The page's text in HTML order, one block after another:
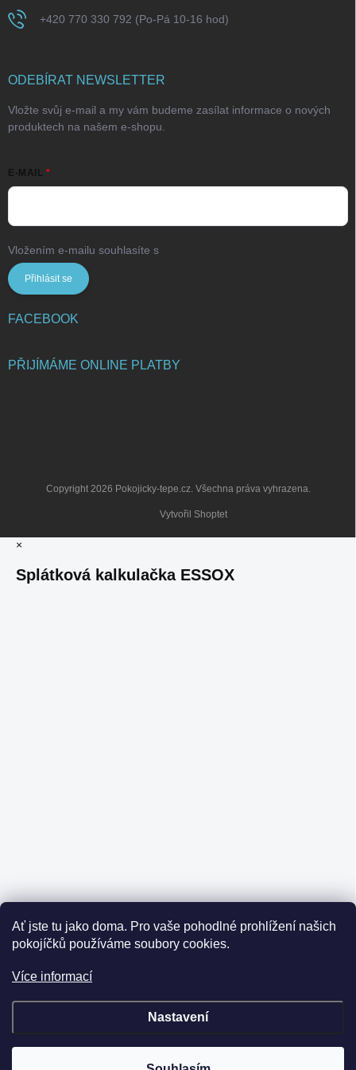
Ať jste tu jako doma. Pro vaše pohodlné prohlížení našich
pokojíčků používáme soubory cookies.
Více informací
Nastavení
+420 770 330 792 (Po-Pá 10-16 hod)
ODEBÍRAT NEWSLETTER
Vložte svůj e-mail a my vám budeme zasílat informace o nových
produktech na našem e-shopu.
E-MAIL
Vložením e-mailu souhlasíte s
Přihlásit se
FACEBOOK
PŘIJÍMÁME ONLINE PLATBY
Vytvořil Shoptet
Copyright 2026 Pokojicky-tepe.cz. Všechna práva vyhrazena.
×
Splátková kalkulačka ESSOX